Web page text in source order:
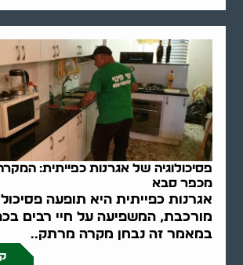
פסיכולוגיה של אגרנות כפייתית:
מכפר סבא
אגרנות כפייתית היא תופעה
מורכבת, המשפיעה על חיי רבים
במאמר זה נבחן מקרה מרתק..